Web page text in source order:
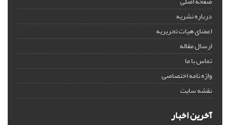
درباره نشریه
اعضای هیات تحریریه
ارسال مقاله
تماس با ما
واژه نامه اختصاصی
نقشه سایت
آخرین اخبار